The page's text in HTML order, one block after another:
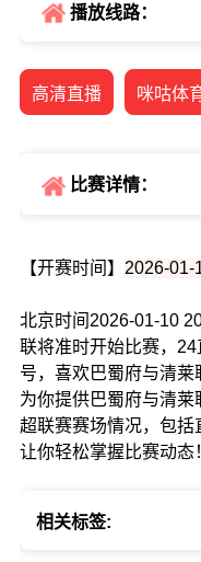
播放线路：
高清直播 咪咕体
比赛详情：
【开赛时间】 2026-01-
北京时间2026-01-10
联将准时开始比赛，
号，喜欢巴蜀府与清
为你提供巴蜀府与清
超联赛赛场情况，包
让你轻松掌握比赛动态
相关标签: